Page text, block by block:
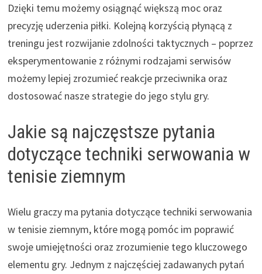
Dzięki temu możemy osiągnąć większą moc oraz
precyzję uderzenia piłki. Kolejną korzyścią płynącą z
treningu jest rozwijanie zdolności taktycznych – poprzez
eksperymentowanie z różnymi rodzajami serwisów
możemy lepiej zrozumieć reakcje przeciwnika oraz
dostosować nasze strategie do jego stylu gry.
Jakie są najczęstsze pytania
dotyczące techniki serwowania w
tenisie ziemnym
Wielu graczy ma pytania dotyczące techniki serwowania
w tenisie ziemnym, które mogą pomóc im poprawić
swoje umiejętności oraz zrozumienie tego kluczowego
elementu gry. Jednym z najczęściej zadawanych pytań